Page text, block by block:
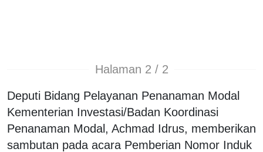
Halaman 2 / 2
Deputi Bidang Pelayanan Penanaman Modal
Kementerian Investasi/Badan Koordinasi
Penanaman Modal, Achmad Idrus, memberikan
sambutan pada acara Pemberian Nomor Induk